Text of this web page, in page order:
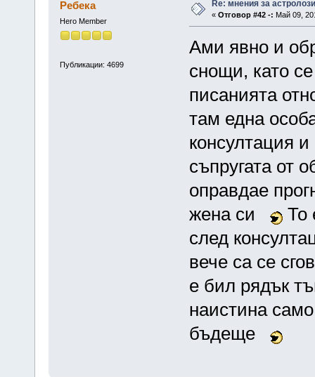
Ребека
Hero Member
Публикации: 4699
Re: мнения за астролози
« Отговор #42 -: Май 09,
Ами явно и
снощи, като
писанията
там една
консултация
съпругата от
оправдае
жена си
То
след
вече са се
е бил рядък
наистина
бъдеще